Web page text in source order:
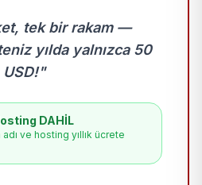
tek bir rakam —
yılda yalnızca 50
USD!"
DAHİL
ve hosting yıllık ücrete